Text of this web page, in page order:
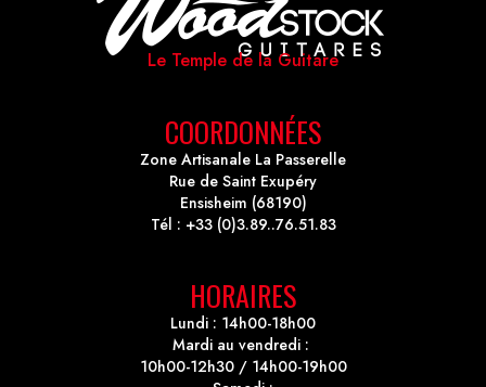
Le Temple de la Guitare
COORDONNÉES
Zone Artisanale La Passerelle
Rue de Saint Exupéry
Ensisheim (68190)
Tél : +33 (0)3.89..76.51.83
HORAIRES
Lundi : 14h00-18h00
Mardi au vendredi :
10h00-12h30 / 14h00-19h00